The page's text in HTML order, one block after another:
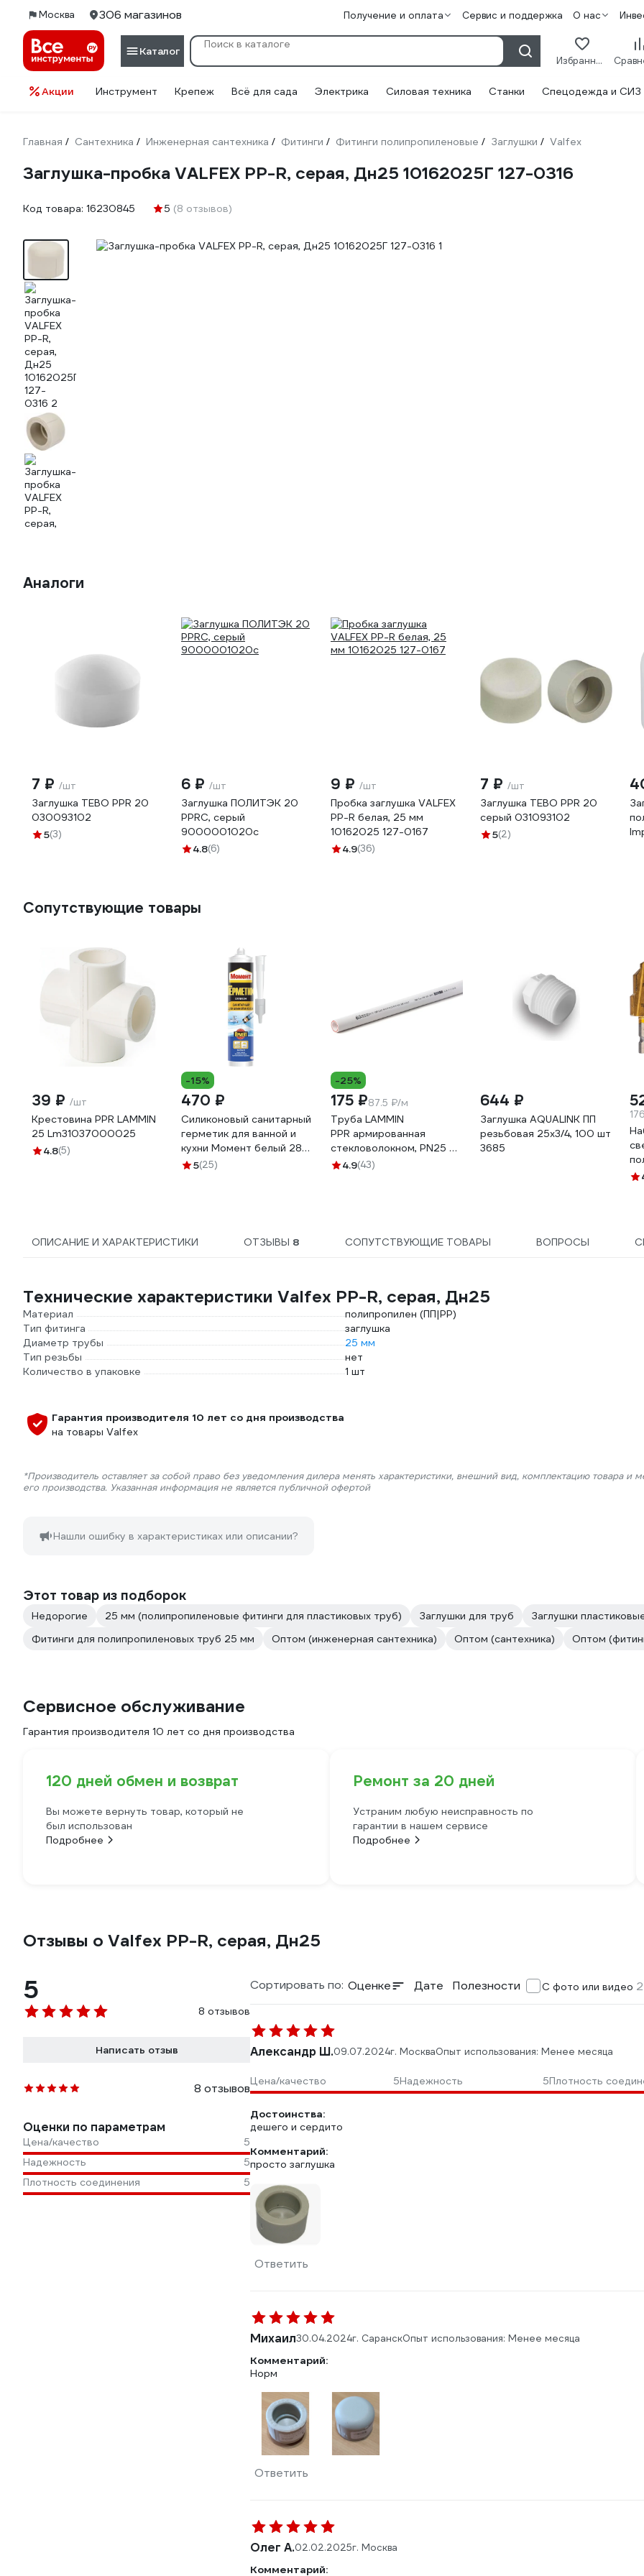
Москва 306 магазинов Получение и оплата Сервис и поддержка О нас
Каталог
Избранное
Акции Инструмент Крепеж Всё для сада Электрика Силовая техника Станки Спецодежда и СИЗ
Главная / Сантехника / Инженерная сантехника / Фитинги / Фитинги полипропиленовые / Заглушки / Valfex
Заглушка-пробка VALFEX PP-R, серая, Дн25 10162025Г 127-0316
Код товара: 16230845 5 (8 отзывов)
Аналоги
7 ₽ /шт
Заглушка TEBO PPR 20
030093102
5(3)
6 ₽ /шт
Заглушка ПОЛИТЭК 20
PPRC, серый
9000001020с
4.8(6)
9 ₽ /шт
Пробка заглушка VALFEX
PP-R белая, 25 мм
10162025 127-0167
4.9(36)
7 ₽ /шт
Заглушка TEBO PPR 20
серый 031093102
5(2)
Сопутствующие товары
39 ₽ /шт
Крестовина PPR LAMMIN
25 Lm31037000025
4.8(5)
-15%
470 ₽
Силиконовый санитарный
герметик для ванной и
кухни Момент белый 280
мл Б0018852
5(25)
-25%
175 ₽87.5 ₽/м
Труба LAMMIN
PPR армированная
стекловолокном, PN25 25х4.2
Lm310220420252
4.9(43)
644 ₽
Заглушка AQUALINK ПП
резьбовая 25х3/4, 100 шт
3685
ОПИСАНИЕ И ХАРАКТЕРИСТИКИ ОТЗЫВЫ 8 СОПУТСТВУЮЩИЕ ТОВАРЫ ВОПРОСЫ
Технические характеристики Valfex PP-R, серая, Дн25
Материал
полипропилен (ПП|PP)
Тип фитинга
заглушка
Диаметр трубы
25 мм
Тип резьбы
нет
Количество в упаковке
1 шт
Гарантия производителя 10 лет со дня производства
на товары Valfex
*Производитель оставляет за собой право без уведомления дилера менять характеристики, внешний вид, комплектацию товара и
его производства. Указанная информация не является публичной офертой
Нашли ошибку в характеристиках или описании?
Этот товар из подборок
Недорогие 25 мм (полипропиленовые фитинги для пластиковых труб) Заглушки для труб Заглушки
Фитинги для полипропиленовых труб 25 мм
Оптом (инженерная сантехника) Оптом (сантехника) Оптом
Сервисное обслуживание
Гарантия производителя 10 лет со дня производства
120 дней обмен и возврат
Вы можете вернуть товар, который не
был использован
Подробнее
Ремонт за 20 дней
Устраним любую неисправность по
гарантии в нашем сервисе
Подробнее
Отзывы о Valfex PP-R, серая, Дн25
5
8 отзывов
Написать отзыв
8 отзывов
Оценки по параметрам
Цена/качество
5
Надежность
5
Плотность соединения
5
Сортировать по: Оценке Дате Полезности С фото или видео 2
Александр Ш.09.07.2024г. МоскваОпыт использования: Менее месяца
Цена/качество 5Надежность 5Плотность
Достоинства:
дешего и сердито
Комментарий:
просто заглушка
Ответить
Михаил30.04.2024г. СаранскОпыт использования: Менее месяца
Комментарий:
Норм
Ответить
Олег А.02.02.2025г. Москва
Комментарий: